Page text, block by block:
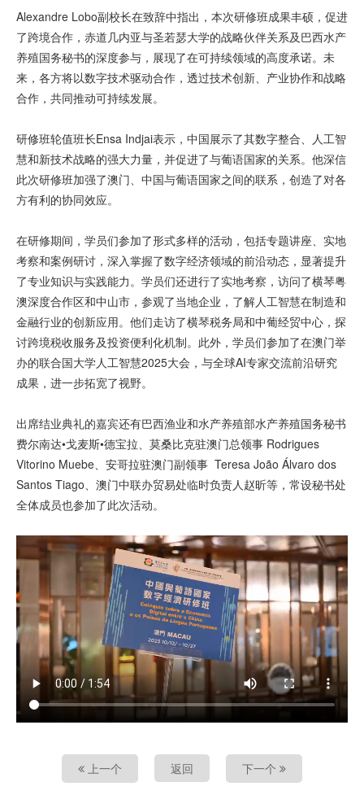
Alexandre Lobo副校长在致辞中指出，本次研修班成果丰硕，促进
了跨境合作，赤道几内亚与圣若瑟大学的战略伙伴关系及巴西水产
养殖国务秘书的深度参与，展现了在可持续领域的高度承诺。未
来，各方将以数字技术驱动合作，透过技术创新、产业协作和战略
合作，共同推动可持续发展。
研修班轮值班长Ensa Indjai表示，中国展示了其数字整合、人工智
慧和新技术战略的强大力量，并促进了与葡语国家的关系。他深信
此次研修班加强了澳门、中国与葡语国家之间的联系，创造了对各
方有利的协同效应。
在研修期间，学员们参加了形式多样的活动，包括专题讲座、实地
考察和案例研讨，深入掌握了数字经济领域的前沿动态，显著提升
了专业知识与实践能力。学员们还进行了实地考察，访问了横琴粤
澳深度合作区和中山市，参观了当地企业，了解人工智慧在制造和
金融行业的创新应用。他们走访了横琴税务局和中葡经贸中心，探
讨跨境税收服务及投资便利化机制。此外，学员们参加了在澳门举
办的联合国大学人工智慧2025大会，与全球AI专家交流前沿研究
成果，进一步拓宽了视野。
出席结业典礼的嘉宾还有巴西渔业和水产养殖部水产养殖国务秘书
费尔南达•戈麦斯•德宝拉、莫桑比克驻澳门总领事 Rodrigues
Vitorino Muebe、安哥拉驻澳门副领事 Teresa João Álvaro dos
Santos Tiago、澳门中联办贸易处临时负责人赵昕等，常设秘书处
全体成员也参加了此次活动。
上一个 返回 下一个